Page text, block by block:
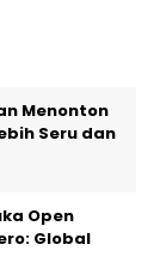
Menonton
Seru dan
Open
Global